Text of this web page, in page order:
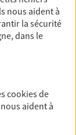
nous aident à
la sécurité
dans le
cookiesde
aident à